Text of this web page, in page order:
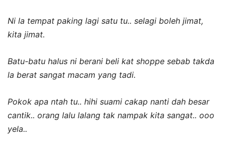
Ni la tempat paking lagi satu tu.. selagi boleh jimat,
kita jimat.
Batu-batu halus ni berani beli kat shoppe sebab takda
la berat sangat macam yang tadi.
Pokok apa ntah tu.. hihi suami cakap nanti dah besar
cantik.. orang lalu lalang tak nampak kita sangat.. ooo
yela..